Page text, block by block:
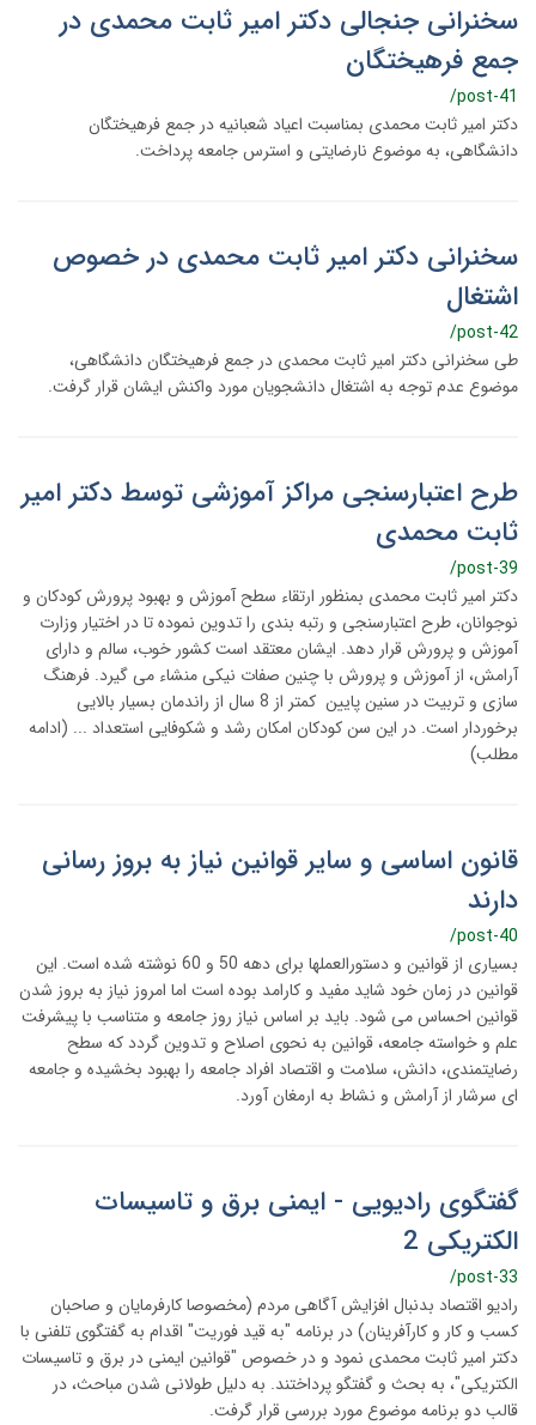
سخنرانی جنجالی دکتر امیر ثابت محمدی در
جمع فرهیختگان
/post-41
دکتر امیر ثابت محمدی بمناسبت اعیاد شعبانیه در جمع فرهیختگان
دانشگاهی، به موضوع نارضایتی و استرس جامعه پرداخت.
سخنرانی دکتر امیر ثابت محمدی در خصوص
اشتغال
/post-42
طی سخنرانی دکتر امیر ثابت محمدی در جمع فرهیختگان دانشگاهی،
موضوع عدم توجه به اشتغال دانشجویان مورد واکنش ایشان قرار گرفت.
طرح اعتبارسنجی مراکز آموزشی توسط دکتر امیر
ثابت محمدی
/post-39
دکتر امیر ثابت محمدی بمنظور ارتقاء سطح آموزش و بهبود پرورش کودکان و
نوجوانان، طرح اعتبارسنجی و رتبه بندی را تدوین نموده تا در اختیار وزارت
آموزش و پرورش قرار دهد. ایشان معتقد است کشور خوب، سالم و دارای
آرامش، از آموزش و پرورش با چنین صفات نیکی منشاء می گیرد. فرهنگ
سازی و تربیت در سنین پایین کمتر از 8 سال از راندمان بسیار بالایی
برخوردار است. در این سن کودکان امکان رشد و شکوفایی استعداد ... (ادامه
مطلب)
قانون اساسی و سایر قوانین نیاز به بروز رسانی
دارند
/post-40
بسیاری از قوانین و دستورالعملها برای دهه 50 و 60 نوشته شده است. این
قوانین در زمان خود شاید مفید و کارامد بوده است اما امروز نیاز به بروز شدن
قوانین احساس می شود. باید بر اساس نیاز روز جامعه و متناسب با پیشرفت
علم و خواسته جامعه، قوانین به نحوی اصلاح و تدوین گردد که سطح
رضایتمندی، دانش، سلامت و اقتصاد افراد جامعه را بهبود بخشیده و جامعه
ای سرشار از آرامش و نشاط به ارمغان آورد.
گفتگوی رادیویی - ایمنی برق و تاسیسات
الکتریکی 2
/post-33
رادیو اقتصاد بدنبال افزایش آگاهی مردم (مخصوصا کارفرمایان و صاحبان
کسب و کار و کارآفرینان) در برنامه "به قید فوریت" اقدام به گفتگوی تلفنی با
دکتر امیر ثابت محمدی نمود و در خصوص "قوانین ایمنی در برق و تاسیسات
الکتریکی"، به بحث و گفتگو پرداختند. به دلیل طولانی شدن مباحث، در
قالب دو برنامه موضوع مورد بررسی قرار گرفت.